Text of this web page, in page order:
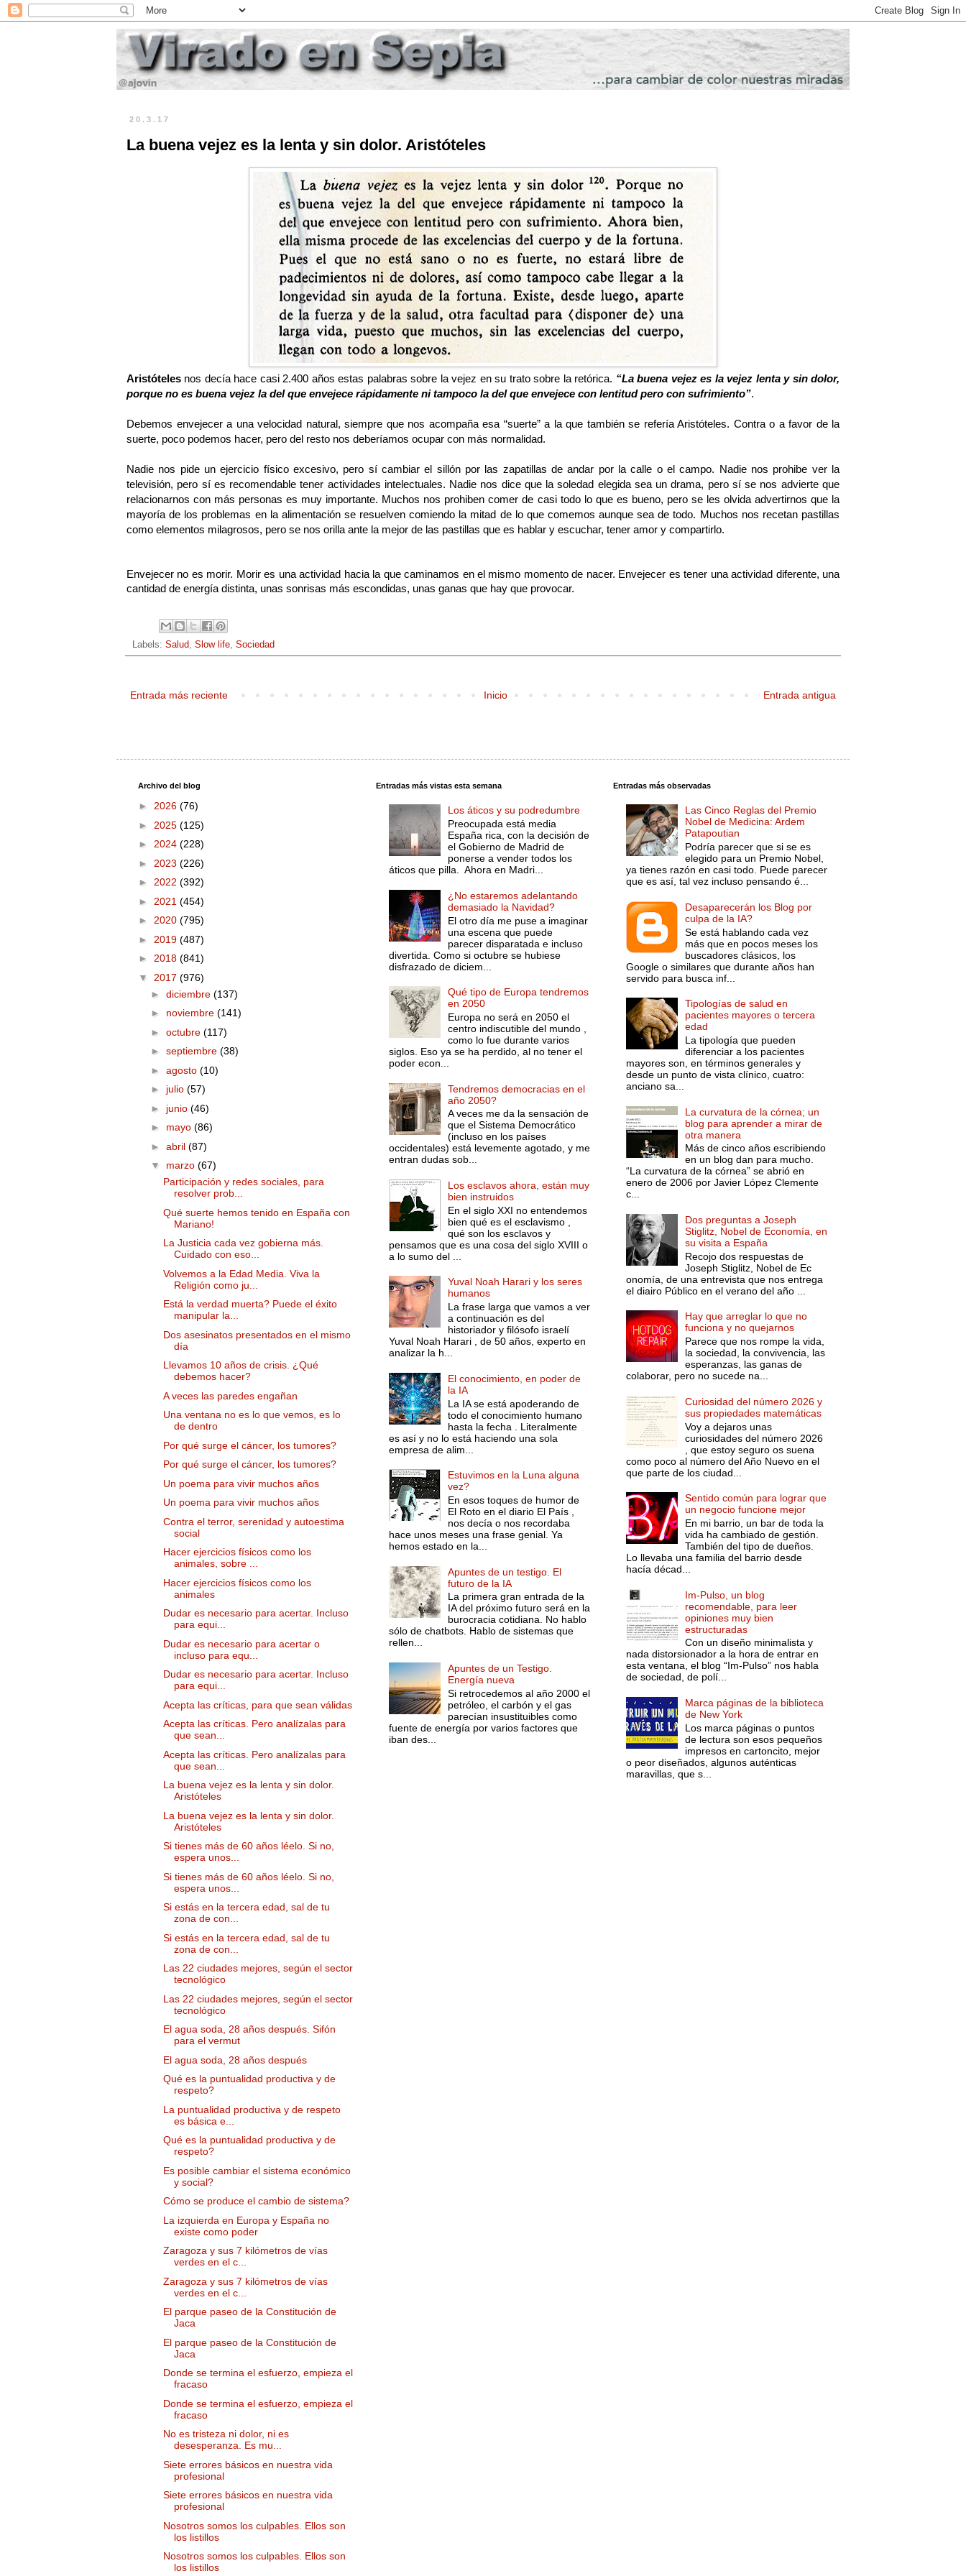
20.3.17
La buena vejez es la lenta y sin dolor. Aristóteles
Aristóteles nos decía hace casi 2.400 años estas palabras sobre la vejez en su trato sobre la retórica. “La buena vejez es la vejez lenta y sin dolor,
porque no es buena vejez la del que envejece rápidamente ni tampoco la del que envejece con lentitud pero con sufrimiento”.
Debemos envejecer a una velocidad natural, siempre que nos acompaña esa “suerte” a la que también se refería Aristóteles. Contra o a favor de la
suerte, poco podemos hacer, pero del resto nos deberíamos ocupar con más normalidad.
Nadie nos pide un ejercicio físico excesivo, pero sí cambiar el sillón por las zapatillas de andar por la calle o el campo. Nadie nos prohibe ver la
televisión, pero sí es recomendable tener actividades intelectuales. Nadie nos dice que la soledad elegida sea un drama, pero sí se nos advierte que
relacionarnos con más personas es muy importante. Muchos nos prohiben comer de casi todo lo que es bueno, pero se les olvida advertirnos que la
mayoría de los problemas en la alimentación se resuelven comiendo la mitad de lo que comemos aunque sea de todo. Muchos nos recetan pastillas
como elementos milagrosos, pero se nos orilla ante la mejor de las pastillas que es hablar y escuchar, tener amor y compartirlo.
Envejecer no es morir. Morir es una actividad hacia la que caminamos en el mismo momento de nacer. Envejecer es tener una actividad diferente, una
cantidad de energía distinta, unas sonrisas más escondidas, unas ganas que hay que provocar.
Labels: Salud Slow life Sociedad
Entrada más reciente Entrada antigua
Inicio
Archivo del blog
► 2026 (76)
► 2025 (125)
► 2024 (228)
► 2023 (226)
► 2022 (392)
► 2021 (454)
► 2020 (795)
► 2019 (487)
► 2018 (841)
▼ 2017 (976)
► diciembre (137)
► noviembre (141)
► octubre (117)
► septiembre (38)
► agosto (10)
► julio (57)
► junio (46)
► mayo (86)
► abril (87)
▼ marzo (67)
Participación y redes sociales, para
resolver prob...
Qué suerte hemos tenido en España con
Mariano!
La Justicia cada vez gobierna más.
Cuidado con eso...
Volvemos a la Edad Media. Viva la
Religión como ju...
Está la verdad muerta? Puede el éxito
manipular la...
Dos asesinatos presentados en el mismo
día
Llevamos 10 años de crisis. ¿Qué
debemos hacer?
A veces las paredes engañan
Una ventana no es lo que vemos, es lo
de dentro
Por qué surge el cáncer, los tumores?
Por qué surge el cáncer, los tumores?
Un poema para vivir muchos años
Un poema para vivir muchos años
Contra el terror, serenidad y autoestima
social
Hacer ejercicios físicos como los
animales, sobre ...
Hacer ejercicios físicos como los
animales
Dudar es necesario para acertar. Incluso
para equi...
Dudar es necesario para acertar o
incluso para equ...
Dudar es necesario para acertar. Incluso
para equi...
Acepta las críticas, para que sean válidas
Acepta las críticas. Pero analízalas para
que sean...
Acepta las críticas. Pero analízalas para
que sean...
La buena vejez es la lenta y sin dolor.
Aristóteles
La buena vejez es la lenta y sin dolor.
Aristóteles
Si tienes más de 60 años léelo. Si no,
espera unos...
Si tienes más de 60 años léelo. Si no,
espera unos...
Si estás en la tercera edad, sal de tu
zona de con...
Si estás en la tercera edad, sal de tu
zona de con...
Las 22 ciudades mejores, según el sector
tecnológico
Las 22 ciudades mejores, según el sector
tecnológico
El agua soda, 28 años después. Sifón
para el vermut
El agua soda, 28 años después
Qué es la puntualidad productiva y de
respeto?
La puntualidad productiva y de respeto
es básica e...
Qué es la puntualidad productiva y de
respeto?
Es posible cambiar el sistema económico
y social?
Cómo se produce el cambio de sistema?
La izquierda en Europa y España no
existe como poder
Zaragoza y sus 7 kilómetros de vías
verdes en el c...
Zaragoza y sus 7 kilómetros de vías
verdes en el c...
El parque paseo de la Constitución de
Jaca
El parque paseo de la Constitución de
Jaca
Donde se termina el esfuerzo, empieza el
fracaso
Donde se termina el esfuerzo, empieza el
fracaso
No es tristeza ni dolor, ni es
desesperanza. Es mu...
Siete errores básicos en nuestra vida
profesional
Siete errores básicos en nuestra vida
profesional
Nosotros somos los culpables. Ellos son
los listillos
Nosotros somos los culpables. Ellos son
los listillos
Entradas más vistas esta semana
Los áticos y su podredumbre
Preocupada está media
España rica, con la decisión de
el Gobierno de Madrid de
ponerse a vender todos los
áticos que pilla. Ahora en Madri...
¿No estaremos adelantando
demasiado la Navidad?
El otro día me puse a imaginar
una escena que puede
parecer disparatada e incluso
divertida. Como si octubre se hubiese
disfrazado de diciem...
Qué tipo de Europa tendremos
en 2050
Europa no será en 2050 el
centro indiscutible del mundo ,
como lo fue durante varios
siglos. Eso ya se ha perdido, al no tener el
poder econ...
Tendremos democracias en el
año 2050?
A veces me da la sensación de
que el Sistema Democrático
(incluso en los países
occidentales) está levemente agotado, y me
entran dudas sob...
Los esclavos ahora, están muy
bien instruidos
En el siglo XXI no entendemos
bien qué es el esclavismo ,
qué son los esclavos y
pensamos que es una cosa del siglo XVIII o
a lo sumo del ...
Yuval Noah Harari y los seres
humanos
La frase larga que vamos a ver
a continuación es del
historiador y filósofo israelí
Yuval Noah Harari , de 50 años, experto en
analizar la h...
El conocimiento, en poder de
la IA
La IA se está apoderando de
todo el conocimiento humano
hasta la fecha . Literalmente
es así y no lo está haciendo una sola
empresa de alim...
Estuvimos en la Luna alguna
vez?
En esos toques de humor de
El Roto en el diario El País ,
nos decía o nos recordaba
hace unos meses una frase genial. Ya
hemos estado en la...
Apuntes de un testigo. El
futuro de la IA
La primera gran entrada de la
IA del próximo futuro será en la
burocracia cotidiana. No hablo
sólo de chatbots. Hablo de sistemas que
rellen...
Apuntes de un Testigo.
Energía nueva
Si retrocedemos al año 2000 el
petróleo, el carbón y el gas
parecían insustituibles como
fuente de energía por varios factores que
iban des...
Entradas más observadas
Las Cinco Reglas del Premio
Nobel de Medicina: Ardem
Patapoutian
Podría parecer que si se es
elegido para un Premio Nobel,
ya tienes razón en casi todo. Puede parecer
que es así, tal vez incluso pensando é...
Desaparecerán los Blog por
culpa de la IA?
Se está hablando cada vez
más que en pocos meses los
buscadores clásicos, los
Google o similares que durante años han
servido para busca inf...
Tipologías de salud en
pacientes mayores o tercera
edad
La tipología que pueden
diferenciar a los pacientes
mayores son, en términos generales y
desde un punto de vista clínico, cuatro:
anciano sa...
La curvatura de la córnea; un
blog para aprender a mirar de
otra manera
Más de cinco años escribiendo
en un blog dan para mucho.
“La curvatura de la córnea” se abrió en
enero de 2006 por Javier López Clemente
c...
Dos preguntas a Joseph
Stiglitz, Nobel de Economía, en
su visita a España
Recojo dos respuestas de
Joseph Stiglitz, Nobel de Ec
onomía, de una entrevista que nos entrega
el diairo Público en el verano del año ...
Hay que arreglar lo que no
funciona y no quejarnos
Parece que nos rompe la vida,
la sociedad, la convivencia, las
esperanzas, las ganas de
colaborar, pero no sucede na...
Curiosidad del número 2026 y
sus propiedades matemáticas
Voy a dejaros unas
curiosidades del número 2026
, que estoy seguro os suena
como poco al número del Año Nuevo en el
que parte de los ciudad...
Sentido común para lograr que
un negocio funcione mejor
En mi barrio, un bar de toda la
vida ha cambiado de gestión.
También del tipo de dueños.
Lo llevaba una familia del barrio desde
hacía décad...
Im-Pulso, un blog
recomendable, para leer
opiniones muy bien
estructuradas
Con un diseño minimalista y
nada distorsionador a la hora de entrar en
esta ventana, el blog “Im-Pulso” nos habla
de sociedad, de polí...
Marca páginas de la biblioteca
de New York
Los marca páginas o puntos
de lectura son esos pequeños
impresos en cartoncito, mejor
o peor diseñados, algunos auténticas
maravillas, que s...